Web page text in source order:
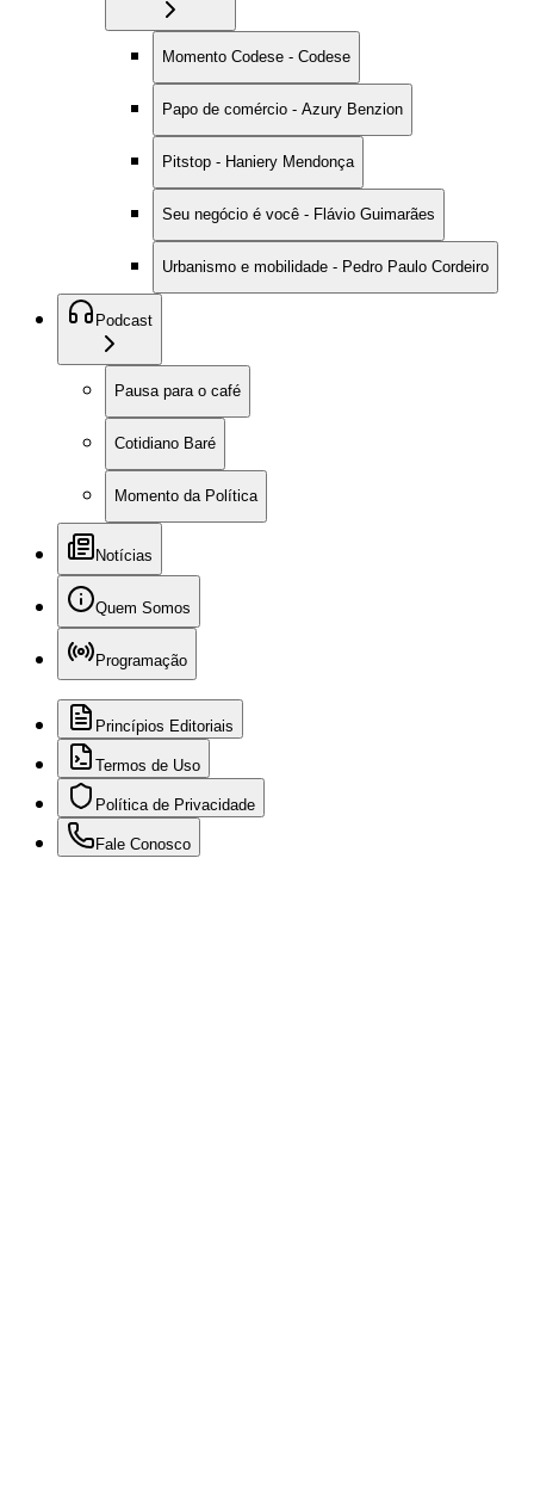
Momento Codese - Codese
Papo de comércio - Azury Benzion
Pitstop - Haniery Mendonça
Seu negócio é você - Flávio Guimarães
Urbanismo e mobilidade - Pedro Paulo Cordeiro
Podcast
Pausa para o café
Cotidiano Baré
Momento da Política
Notícias
Quem Somos
Programação
Princípios Editoriais
Termos de Uso
Política de Privacidade
Fale Conosco